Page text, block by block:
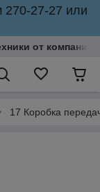
270-27-27 или
от
17 Коробка